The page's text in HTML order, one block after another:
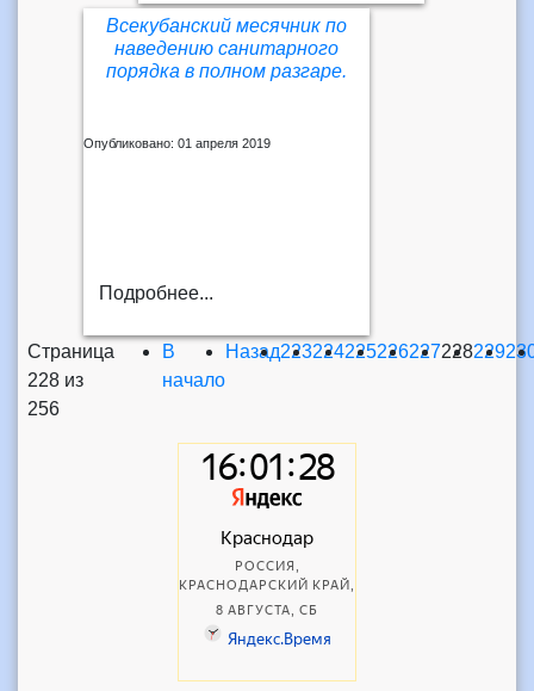
Всекубанский месячник по
наведению санитарного
порядка в полном разгаре.
Опубликовано: 01 апреля 2019
Подробнее...
Страница
228 из
256
В
начало
Назад223224225226227228229